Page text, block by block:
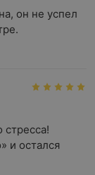
и
он не успел
и остался